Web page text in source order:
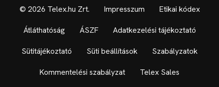
© 2026 Telex.hu Zrt. Impresszum Etikai kódex
Átláthatóság ÁSZF Adatkezelési tájékoztató
Sütitájékoztató Süti beállítások Szabályzatok
Kommentelési szabályzat Telex Sales